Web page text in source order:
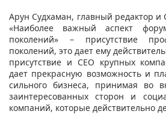
Арун Судхаман, главный редактор и
«Наиболее важный аспект
поколений» – присутствие
поколений, это дает ему
присутствие и СЕО крупных
дает прекрасную возможность и
сильного бизнеса, принимая во
заинтересованных сторон и
компаний, которые действительно